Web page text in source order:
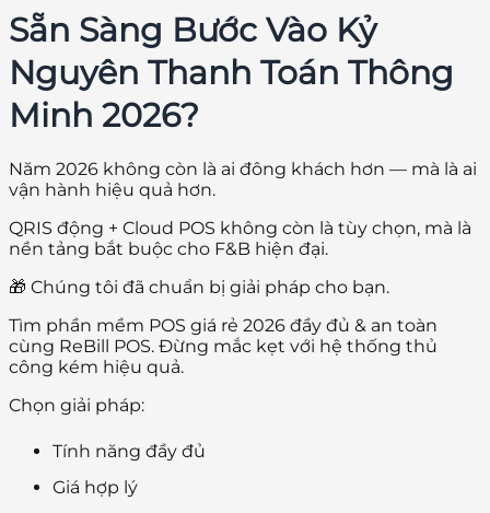
Sẵn Sàng Bước Vào Kỷ
Nguyên Thanh Toán Thông
Minh 2026?
Năm 2026 không còn là ai đông khách hơn — mà là ai
vận hành hiệu quả hơn.
QRIS động + Cloud POS không còn là tùy chọn, mà là
nền tảng bắt buộc cho F&B hiện đại.
🎁 Chúng tôi đã chuẩn bị giải pháp cho bạn.
Tìm phần mềm POS giá rẻ 2026 đầy đủ & an toàn
cùng ReBill POS. Đừng mắc kẹt với hệ thống thủ
công kém hiệu quả.
Chọn giải pháp:
Tính năng đầy đủ
Giá hợp lý